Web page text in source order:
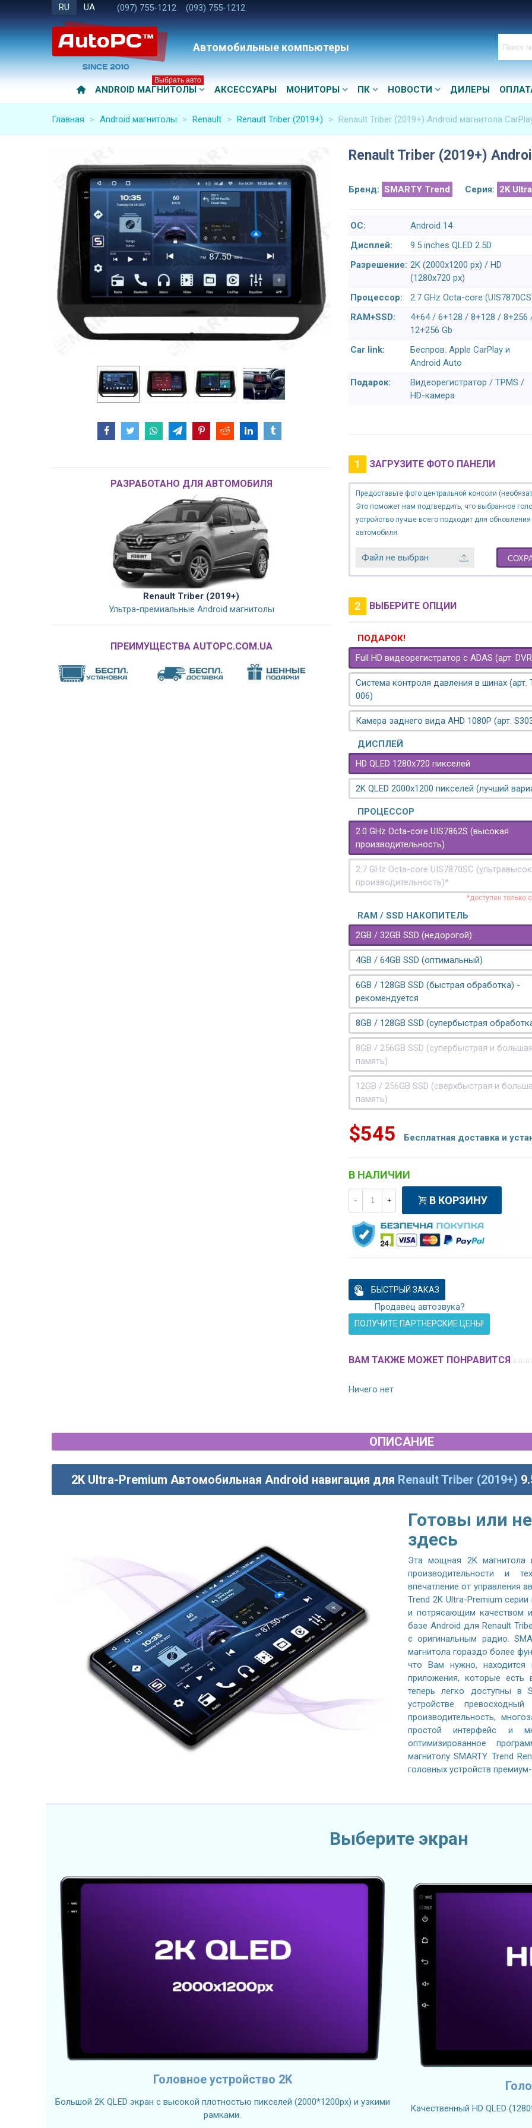
RU UA (097) 755-1212 (093) 755-1212
Автомобильные компьютеры
ANDROID МАГНИТОЛЫ
Выбрать авто
АКСЕССУАРЫ МОНИТОРЫ ПК НОВОСТИ ДИЛЕРЫ
Главная > Android магнитолы > Renault > Renault Triber (2019+) > Renault Triber (2019+) Android магнитола
РАЗРАБОТАНО ДЛЯ АВТОМОБИЛЯ
Renault Triber (2019+)
Ультра-премиальные Android магнитолы
ПРЕИМУЩЕСТВА AUTOPC.COM.UA
Renault Triber (2019+)
Бренд: SMARTY Trend Серия: 2K
ОС:
Android 14
Дисплей:
9.5 inches QLED 2.5D
Разрешение: 2K (2000x1200 px) / HD
(1280x720 px)
Процессор:
2.7 GHz Octa-core
RAM+SSD:
4+64 / 6+128 / 8+128 / 8+256
12+256 Gb
Car link:
Беспров. Apple CarPlay и
Android Auto
Подарок:
Видеорегистратор / TPMS /
HD-камера
1 ЗАГРУЗИТЕ ФОТО ПАНЕЛИ
Предоставьте фото центральной консоли
Это поможет нам подтвердить, что выбранное
устройство лучше всего подходит для
автомобиля.
Файл не выбран
2 ВЫБЕРИТЕ ОПЦИИ
ПОДАРОК!
Full HD видеорегистратор с ADAS (арт.
Система контроля давления в шинах (арт.
006)
Камера заднего вида AHD 1080P (арт.
ДИСПЛЕЙ
HD QLED 1280x720 пикселей
2K QLED 2000х1200 пикселей (лучший
ПРОЦЕССОР
2.0 GHz Octa-core UIS7862S (высокая
производительность)
2.7 GHz Octa-core UIS7870SC
производительность)*
*доступен только
RAM / SSD НАКОПИТЕЛЬ
2GB / 32GB SSD (недорогой)
4GB / 64GB SSD (оптимальный)
6GB / 128GB SSD (быстрая обработка) -
рекомендуется
8GB / 128GB SSD (супербыстрая
8GB / 256GB SSD (супербыстрая и большая
память)
12GB / 256GB SSD (сверхбыстрая и
память)
$545 Бесплатная доставка и
В НАЛИЧИИ
- + В КОРЗИНУ
БЫСТРЫЙ ЗАКАЗ
Продавец автозвука?
ПОЛУЧИТЕ ПАРТНЕРСКИЕ ЦЕНЫ!
ВАМ ТАКЖЕ МОЖЕТ ПОНРАВИТСЯ
Ничего нет
ОПИСАНИЕ
2K Ultra-Premium Автомобильная Android навигация для Renault Triber (2019+)
Готовы или
здесь
Эта мощная 2K
производительности и
впечатление от управления
Trend 2K Ultra-Premium
и потрясающим качеством
базе Android для Renault
с оригинальным радио.
магнитола гораздо более
что Вам нужно, находится
приложения, которые
теперь легко доступны в
устройстве
производительность,
простой интерфейс и
оптимизированное
магнитолу SMARTY Trend
головных устройств
Выберите экран
Головное устройство 2K
Большой 2K QLED экран с высокой плотностью пикселей (2000*1200px) и узкими
рамками.
Качественный HD QLED